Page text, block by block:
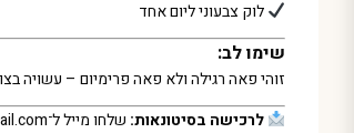
לוק צבעוני ליום אחד
שימו לב:
זוהי פאה רגילה ולא פאה פרימיום – עשויה
לרכישה בסיטונאות: שלחו מייל ל־